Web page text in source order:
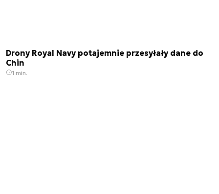
Drony Royal Navy potajemnie przesyłały dane do
Chin
1 min.